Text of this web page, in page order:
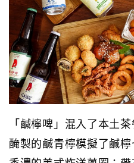
「鹹檸啤」混入了本土
醃製的鹹青檸模擬了鹹